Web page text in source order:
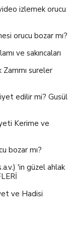
izlemek orucu
orucu bozar mı?
ve sakıncaları
Zammı sureler
edilir mi? Gusül
Kerime ve
bozar mı?
'in güzel ahlak
ve Hadisi